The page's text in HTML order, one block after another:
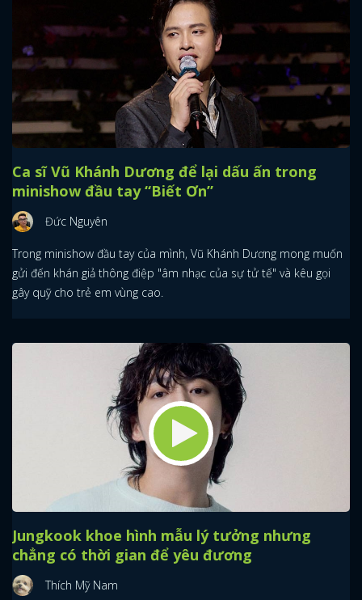
Ca sĩ Vũ Khánh Dương để lại dấu ấn trong
minishow đầu tay “Biết Ơn”
Đức Nguyên
Trong minishow đầu tay của mình, Vũ Khánh Dương mong muốn
gửi đến khán giả thông điệp "âm nhạc của sự tử tế" và kêu gọi
gây quỹ cho trẻ em vùng cao.
Jungkook khoe hình mẫu lý tưởng nhưng
chẳng có thời gian để yêu đương
Thích Mỹ Nam